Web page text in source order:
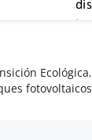
Ecológica,
fotovoltaicos